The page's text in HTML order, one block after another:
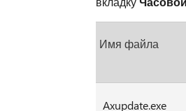
Имя файла
Axupdate.exe